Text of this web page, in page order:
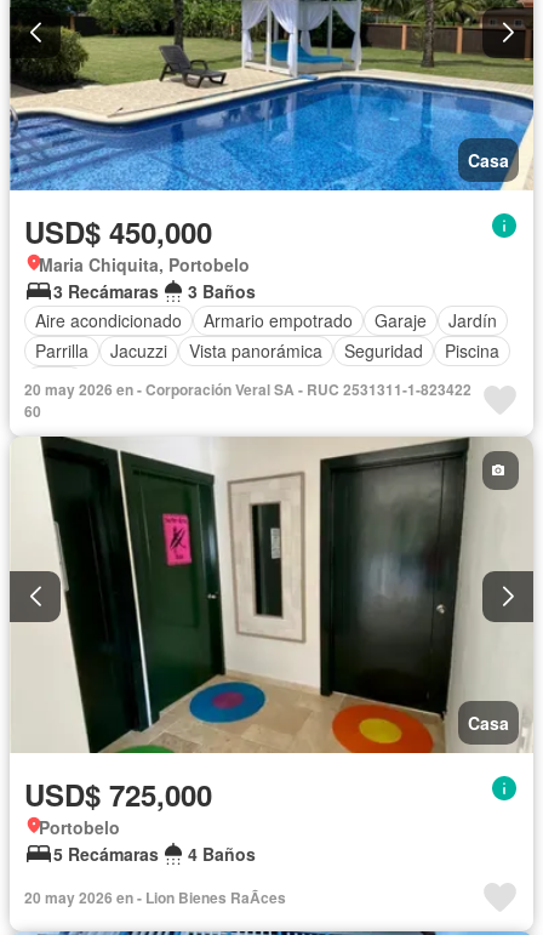
Casa
USD$ 450,000
Maria Chiquita, Portobelo
3 Recámaras
3 Baños
Aire acondicionado
Armario empotrado Garaje
Jardín
Parrilla
Jacuzzi Vista panorámica Seguridad
Piscina
Patio
20 may 2026 en - Corporación Veral SA - RUC 2531311-1-823422
60
Casa
USD$ 725,000
Portobelo
5 Recámaras
4 Baños
20 may 2026 en - Lion Bienes RaÃ­ces